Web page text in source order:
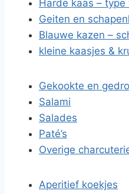
Harde kaas – type
Geiten en
Blauwe kazen –
kleine kaasjes &
Gekookte en
Salami
Salades
Paté’s
Overige
Aperitief koekjes